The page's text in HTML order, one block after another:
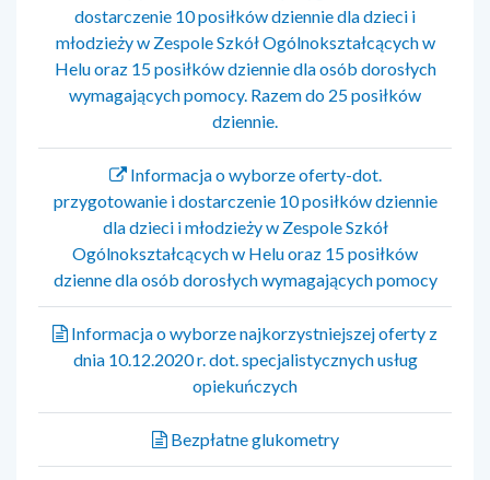
dostarczenie 10 posiłków dziennie dla dzieci i
młodzieży w Zespole Szkół Ogólnokształcących w
Helu oraz 15 posiłków dziennie dla osób dorosłych
wymagających pomocy. Razem do 25 posiłków
dziennie.
Informacja o wyborze oferty-dot.
przygotowanie i dostarczenie 10 posiłków dziennie
dla dzieci i młodzieży w Zespole Szkół
Ogólnokształcących w Helu oraz 15 posiłków
dzienne dla osób dorosłych wymagających pomocy
Informacja o wyborze najkorzystniejszej oferty z
dnia 10.12.2020 r. dot. specjalistycznych usług
opiekuńczych
Bezpłatne glukometry